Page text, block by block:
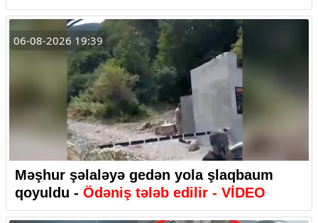
06-08-2026 19:39
Məşhur şəlaləyə gedən yola şlaqbaum
qoyuldu - Ödəniş tələb edilir - VİDEO